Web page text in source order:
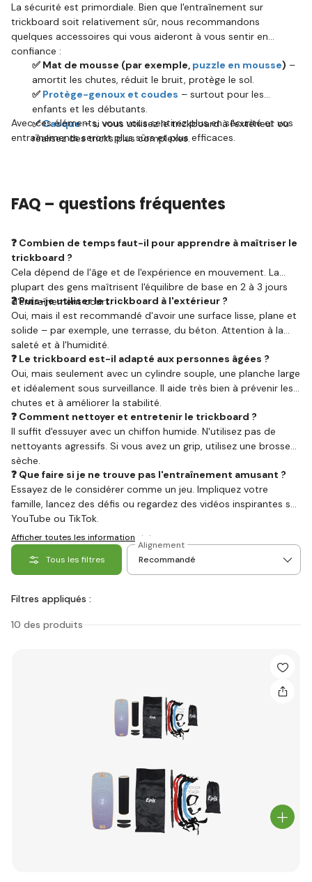
La sécurité est primordiale. Bien que l'entraînement sur
trickboard soit relativement sûr, nous recommandons
quelques accessoires qui vous aideront à vous sentir en
confiance :
✅ Mat de mousse (par exemple, puzzle en mousse) –
amortit les chutes, réduit le bruit, protège le sol.
✅ Protège-genoux et coudes – surtout pour les
enfants et les débutants.
✅Casque– si vous utilisez le trickboard à l'extérieur ou
réalisez des tricks plus complexes.
Avec ces éléments, vous vous sentirez plus en sécurité et vos
entraînements seront plus sûrs et plus efficaces.
FAQ – questions fréquentes
❓ Combien de temps faut-il pour apprendre à maîtriser le
trickboard ?
Cela dépend de l'âge et de l'expérience en mouvement. La
plupart des gens maîtrisent l'équilibre de base en 2 à 3 jours
d'entraînement court.
❓ Puis-je utiliser le trickboard à l'extérieur ?
Oui, mais il est recommandé d'avoir une surface lisse, plane et
solide – par exemple, une terrasse, du béton. Attention à la
saleté et à l'humidité.
❓ Le trickboard est-il adapté aux personnes âgées ?
Oui, mais seulement avec un cylindre souple, une planche large
et idéalement sous surveillance. Il aide très bien à prévenir les
chutes et à améliorer la stabilité.
❓ Comment nettoyer et entretenir le trickboard ?
Il suffit d'essuyer avec un chiffon humide. N'utilisez pas de
nettoyants agressifs. Si vous avez un grip, utilisez une brosse
sèche.
❓ Que faire si je ne trouve pas l'entraînement amusant ?
Essayez de le considérer comme un jeu. Impliquez votre
famille, lancez des défis ou regardez des vidéos inspirantes sur
YouTube ou TikTok.
Afficher toutes les informations
Tous les filtres
Alignement
Filtres appliqués :
10 des produits